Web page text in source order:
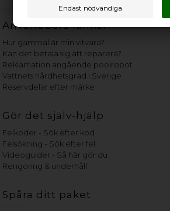
Användbara länkar
Hur gammal är min vitvara?
Kan det betala sig att reparera?
Reklamation angående poolrobot
Vattnets hårdhetsgrad i Sverige
Reservdelar efter märke
Gör det själv-hjälp
Felkoder - Sök efter kod
Felsökning - Sök efter fel
Videoguider - Så här gör du
Rengöring & underhåll
Spåra ditt paket